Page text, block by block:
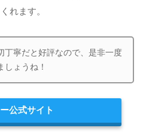
れます。
丁寧だと好評なので、是非一度
しょうね！
公式サイト